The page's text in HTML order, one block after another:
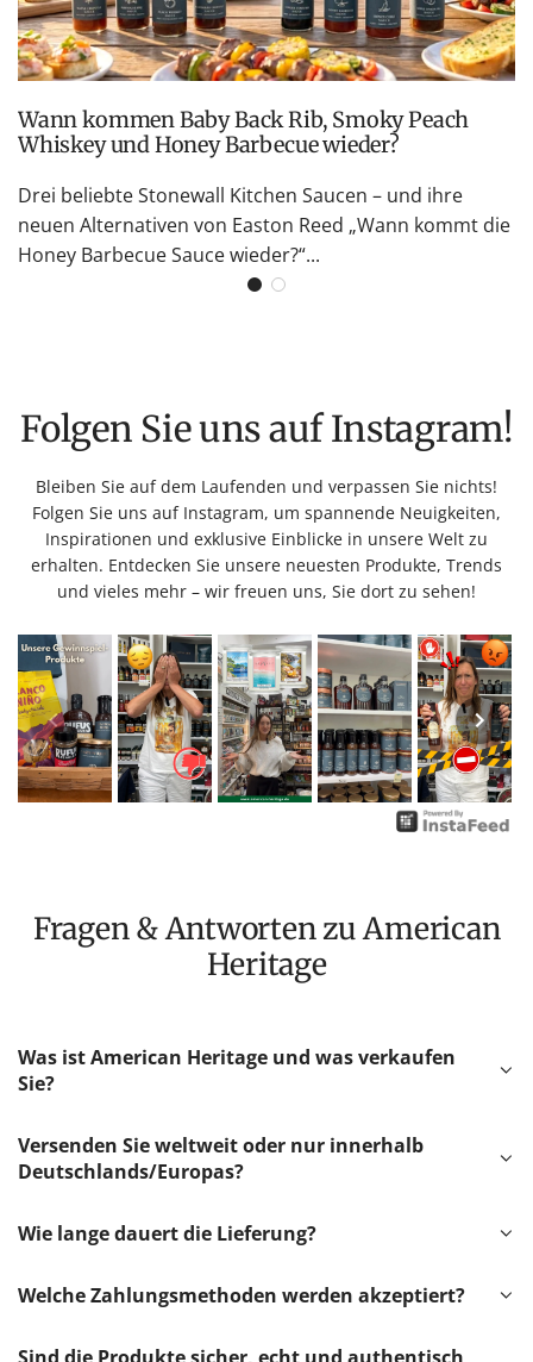
Wann kommen Baby Back Rib, Smoky Peach
Whiskey und Honey Barbecue wieder?
Drei beliebte Stonewall Kitchen Saucen – und ihre
neuen Alternativen von Easton Reed „Wann kommt die
Honey Barbecue Sauce wieder?“...
Folgen Sie uns auf Instagram!
Bleiben Sie auf dem Laufenden und verpassen Sie nichts!
Folgen Sie uns auf Instagram, um spannende Neuigkeiten,
Inspirationen und exklusive Einblicke in unsere Welt zu
erhalten. Entdecken Sie unsere neuesten Produkte, Trends
und vieles mehr – wir freuen uns, Sie dort zu sehen!
Fragen & Antworten zu American
Heritage
Was ist American Heritage und was verkaufen
Sie?
Versenden Sie weltweit oder nur innerhalb
Deutschlands/Europas?
Wie lange dauert die Lieferung?
Welche Zahlungsmethoden werden akzeptiert?